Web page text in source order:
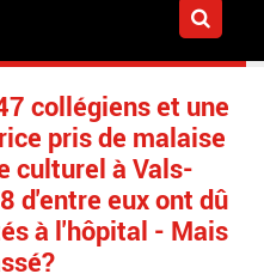
collégiens et une
pris de malaise
culturel à Vals-
d'entre eux ont dû
à l'hôpital - Mais